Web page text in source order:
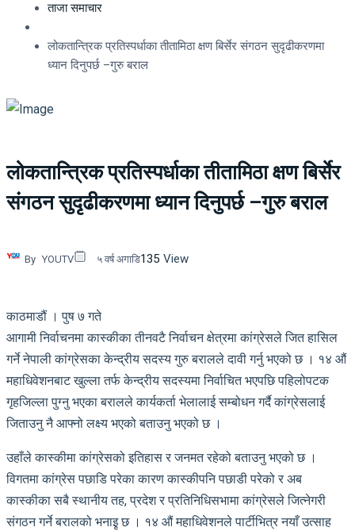
ताजा समाचार
लोकतान्त्रिक प्रतिस्पर्धाका तीतामिठा क्षण बिर्सेर संगठन सुदृढीकरणमा
ध्यान दिनुपर्छ –गुरु बराल
लोकतान्त्रिक प्रतिस्पर्धाका तीतामिठा क्षण बिर्सेर
संगठन सुदृढीकरणमा ध्यान दिनुपर्छ –गुरु बराल
By YOUTV ५ वर्ष अगाडि135 View
काठमाडौं । पुष ७ गते
आगामी निर्वाचनमा कास्कीका तीनवटै निर्वाचन क्षेत्रमा कांग्रेसले जित हासिल
गर्ने नेपाली कांग्रेसका केन्द्रीय सदस्य गुरु बरालले दावी गर्नु भएको छ । १४ औं
महाधिवेशनबाट खुल्ला तर्फ केन्द्रीय सदस्यमा निर्वाचित भएपछि पहिलोपटक
गृहजिल्ला पुग्नु भएका बरालले कार्यकर्ता भेलालाई सम्बोधन गर्दै कांग्रेसलाई
जिताउनु नै आफ्नो लक्ष्य भएको बताउनु भएको छ ।
उहाँले कास्कीमा कांग्रेसको इतिहास र जनमत रहेको बताउनु भएको छ ।
विगतमा कांग्रेस पछाडि परेका कारण कास्कीपनि पछाडी परेको र अब
कास्कीका सबै स्थानीय तह, प्रदेश र प्रतिनिधिसभामा कांग्रेसले जित्नेगरी
संगठन गर्ने बरालको भनाइृ छ । १४ औं महाधिवेशनले पार्टीभित्र नयाँ उत्साह